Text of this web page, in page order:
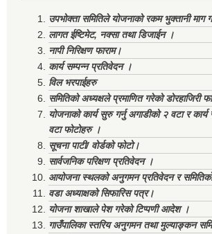
उपभोक्ता समितिले योजनाको रकम भुक्तानी माग
लागत ईष्टिमेट, नक्सा तथा डिजाईन ।
नापी निरिक्षण फाराम।
कार्य सम्पन्न प्रतिवेदन ।
विल भरपाईहरु
समितिको अध्यक्षले प्रमाणित गरेको डोरहाजिरी
योजनाको कार्य सुरु गर्नु अगाडीको २ वटा र
वटा फोटोहरु ।
सूचना पाटी/ वोर्डको फोटो।
सार्वजनिक परिक्षण प्रतिवेदन ।
आयोजना स्थलको अनुगमन प्रतिवेदन र
वडा अध्याक्षको सिफारिस पत्र।
योजना शाखाले पेश गरेको टिप्पणी आदेश ।
गाउँपालिका स्तरिय अनुगमन तथा मुल्याङ्कन